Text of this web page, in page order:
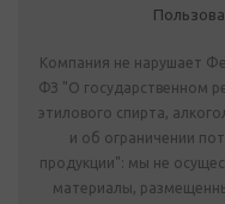
Компания не нарушает
ФЗ "О государственном
этилового спирта,
и об ограничении
продукции": мы не
материалы,